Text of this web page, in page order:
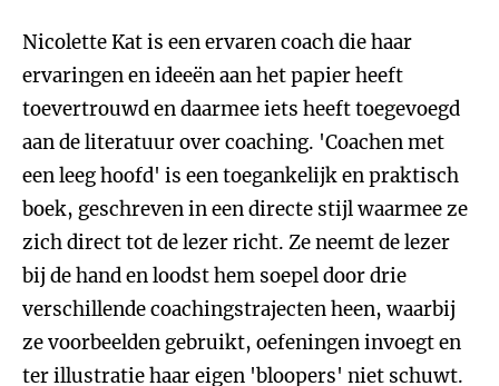
Nicolette Kat is een ervaren coach die haar
ervaringen en ideeën aan het papier heeft
toevertrouwd en daarmee iets heeft toegevoegd
aan de literatuur over coaching. 'Coachen met
een leeg hoofd' is een toegankelijk en praktisch
boek, geschreven in een directe stijl waarmee ze
zich direct tot de lezer richt. Ze neemt de lezer
bij de hand en loodst hem soepel door drie
verschillende coachingstrajecten heen, waarbij
ze voorbeelden gebruikt, oefeningen invoegt en
ter illustratie haar eigen 'bloopers' niet schuwt.